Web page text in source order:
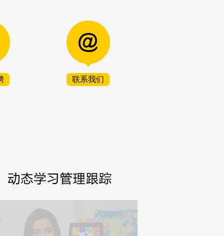
联系我们